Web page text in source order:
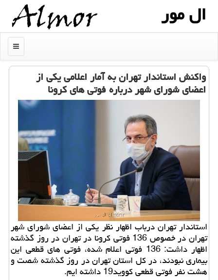
ال مور
منو
واكنش استاندار تهران به آمار اعلامی یكی از
اعضای شورای شهر درباره فوتی های كرونا
استاندار تهران درباب اظهار نظر یكی از اعضای شورای شهر
تهران در خصوص 136 فوتی كرونا در تهران در روز گذشته
اظهار داشت: 136 فوتی اعلام شده، فوتی های قطعی این
بیماری نبودند، در كل استان تهران در روز گذشته شصت و
هشت نفر فوتی قطعی كووید19 داشته ایم.